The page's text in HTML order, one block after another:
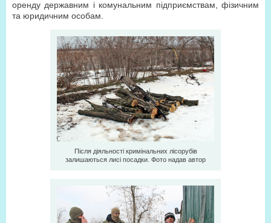
оренду державним і комунальним підприємствам, фізичним
та юридичним особам.
Після діяльності кримінальних лісорубів
залишаються лисі посадки. Фото надав автор